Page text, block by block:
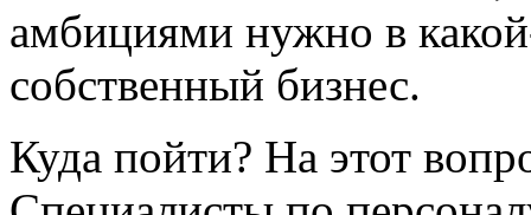
амбициями нужно в
собственный бизнес.
Куда пойти? На этот